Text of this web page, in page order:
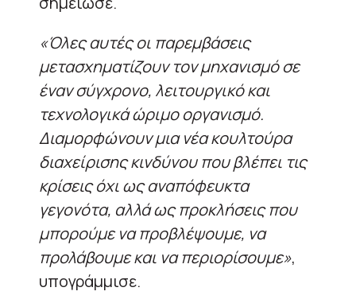
«Όλες αυτές οι παρεμβάσεις
μετασχηματίζουν τον μηχανισμό σε
έναν σύγχρονο, λειτουργικό και
τεχνολογικά ώριμο οργανισμό.
Διαμορφώνουν μια νέα κουλτούρα
διαχείρισης κινδύνου που βλέπει τις
κρίσεις όχι ως αναπόφευκτα
γεγονότα, αλλά ως προκλήσεις που
μπορούμε να προβλέψουμε, να
προλάβουμε και να περιορίσουμε»,
υπογράμμισε.